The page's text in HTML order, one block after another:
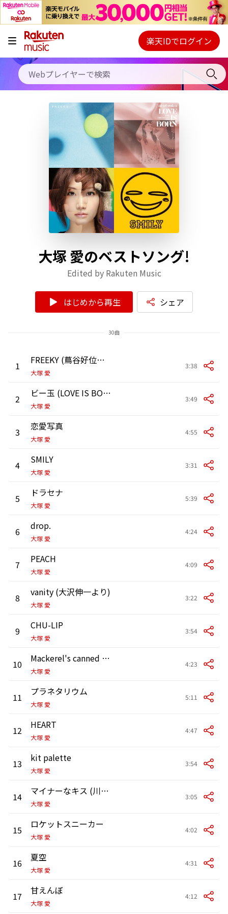
キャンペーン
料金プラン
使い方
初回30日間無料お試し
Webプレイヤー
ご契約内容の確認・変更
楽天IDでログイン
大塚 愛のベストソング!
Edited by Rakuten Music
はじめから再生 シェア
30曲
1 FREEKY (蔦谷好位置より)
大塚 愛
3:38
2 ビー玉 (LOVE IS BORN ～13th Anniversary 2016～)
大塚 愛
3:49
3 恋愛写真
大塚 愛
4:55
4 SMILY
大塚 愛
3:31
5 ドラセナ
大塚 愛
5:39
6 drop.
大塚 愛
4:24
7 PEACH
大塚 愛
4:09
8 vanity (大沢伸一より)
大塚 愛
3:22
9 CHU-LIP
大塚 愛
3:54
10 Mackerel's canned food
大塚 愛
4:23
11 プラネタリウム
大塚 愛
5:11
12 HEART
大塚 愛
4:47
13 kit palette
大塚 愛
3:54
14 マイナーなキス (川谷絵音より)
大塚 愛
3:05
15 ロケットスニーカー
大塚 愛
4:02
16 夏空
大塚 愛
4:31
17 甘えんぼ
大塚 愛
4:12